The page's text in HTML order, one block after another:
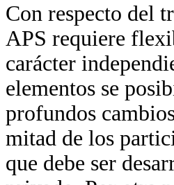
Con respecto del
APS requiere
carácter
elementos se
profundos
mitad de los
que debe ser